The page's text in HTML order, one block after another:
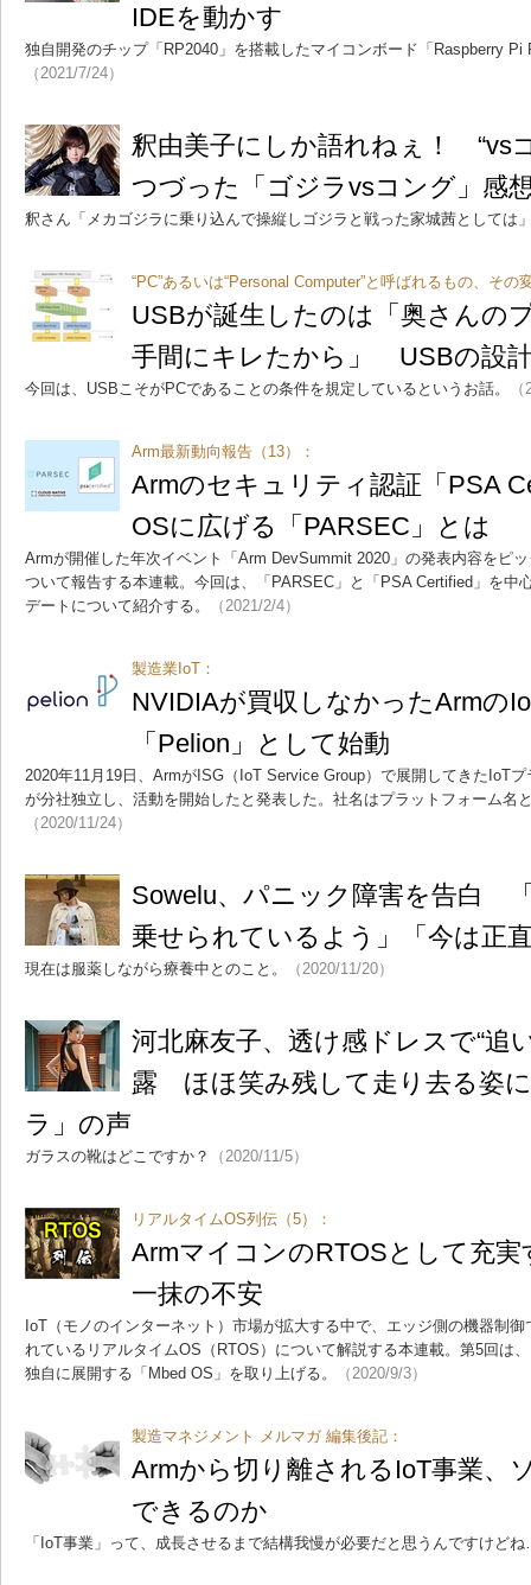
IDEを動かす
独自開発のチップ「RP2040」を搭載したマイコンボード「Raspberry
（2021/7/24）
釈由美子にしか語れねぇ！ “vs
つづった「ゴジラvsコング」感
釈さん「メカゴジラに乗り込んで操縦しゴジラと戦った家城茜としては
“PC”あるいは“Personal Computer”と呼ばれるもの、その
USBが誕生したのは「奥さんの
手間にキレたから」 USBの設
今回は、USBこそがPCであることの条件を規定しているというお話。
Arm最新動向報告（13）：
Armのセキュリティ認証「PSA
OSに広げる「PARSEC」とは
Armが開催した年次イベント「Arm DevSummit 2020」の発表内容をピ
ついて報告する本連載。今回は、「PARSEC」と「PSA Certified」を中
デートについて紹介する。
（2021/2/4）
製造業IoT：
NVIDIAが買収しなかったArmの
「Pelion」として始動
2020年11月19日、ArmがISG（IoT Service Group）で展開してきたIoT
が分社独立し、活動を開始したと発表した。社名はプラットフォーム名
（2020/11/24）
Sowelu、パニック障害を告白
乗せられているよう」「今は正
現在は服薬しながら療養中とのこと。 （2020/11/20）
河北麻友子、透け感ドレスで“追
露 ほほ笑み残して走り去る姿
ラ」の声
ガラスの靴はどこですか？ （2020/11/5）
リアルタイムOS列伝（5）：
ArmマイコンのRTOSとして充実
一抹の不安
IoT（モノのインターネット）市場が拡大する中で、エッジ側の機器制
れているリアルタイムOS（RTOS）について解説する本連載。第5回は
独自に展開する「Mbed OS」を取り上げる。
（2020/9/3）
製造マネジメント メルマガ 編集後記：
Armから切り離されるIoT事業、
できるのか
「IoT事業」って、成長させるまで結構我慢が必要だと思うんですけど